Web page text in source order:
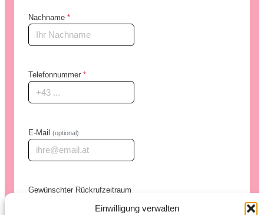
Einwilligung verwalten
Nachname*
Telefonnummer*
E-Mail(optional)
Gewünschter Rückrufzeitraum